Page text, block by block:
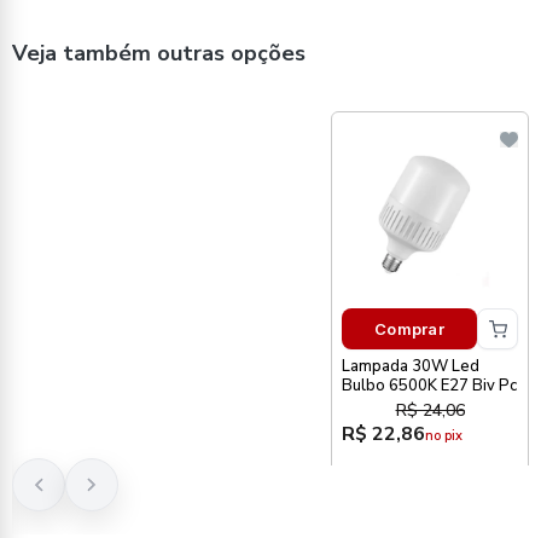
Veja também outras opções
Comprar
Lampada 30W Led
Bulbo 6500K E27 Biv Pc
R$ 24,06
R$ 22,86no pix